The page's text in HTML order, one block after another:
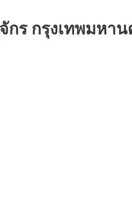
ร กรุงเทพมหา